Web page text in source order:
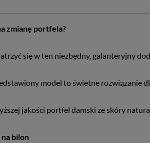
zmianę portfela?
się w ten niezbędny, galanteryjny
model to świetne rozwiązanie
jakości portfel damski ze skóry
na bilon